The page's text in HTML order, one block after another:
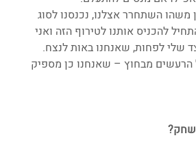
השתחרר אצלנו, נכנסנו לסוג
להכניס אותנו לטירוף הזה ואני
שלי לפחות, שאנחנו באות לנצח.
הרעשים מבחוץ – שאנחנו כן מספיק